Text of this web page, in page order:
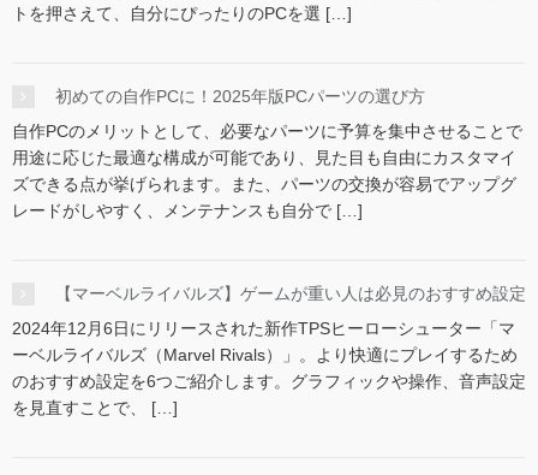
トを押さえて、自分にぴったりのPCを選 […]
初めての自作PCに！2025年版PCパーツの選び方
自作PCのメリットとして、必要なパーツに予算を集中させることで
用途に応じた最適な構成が可能であり、見た目も自由にカスタマイ
ズできる点が挙げられます。また、パーツの交換が容易でアップグ
レードがしやすく、メンテナンスも自分で […]
【マーベルライバルズ】ゲームが重い人は必見のおすすめ設定
2024年12月6日にリリースされた新作TPSヒーローシューター「マ
ーベルライバルズ（Marvel Rivals）」。より快適にプレイするため
のおすすめ設定を6つご紹介します。グラフィックや操作、音声設定
を見直すことで、 […]